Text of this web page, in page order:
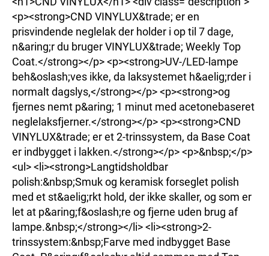
<p><strong>CND VINYLUX&trade; er en
prisvindende neglelak der holder i op til 7 dage,
n&aring;r du bruger VINYLUX&trade; Weekly Top
Coat.</strong></p> <p><strong>UV-/LED-lampe
beh&oslash;ves ikke, da laksystemet h&aelig;rder i
normalt dagslys,</strong></p> <p><strong>og
fjernes nemt p&aring; 1 minut med acetonebaseret
neglelaksfjerner.</strong></p> <p><strong>CND
VINYLUX&trade; er et 2-trinssystem, da Base Coat
er indbygget i lakken.</strong></p> <p>&nbsp;</p>
<ul> <li><strong>Langtidsholdbar
polish:&nbsp;Smuk og keramisk forseglet polish
med et st&aelig;rkt hold, der ikke skaller, og som er
let at p&aring;f&oslash;re og fjerne uden brug af
lampe.&nbsp;</strong></li> <li><strong>2-
trinssystem:&nbsp;Farve med indbygget Base